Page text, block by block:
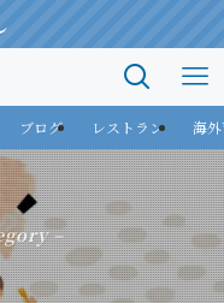
ブログ レストラン 海
–